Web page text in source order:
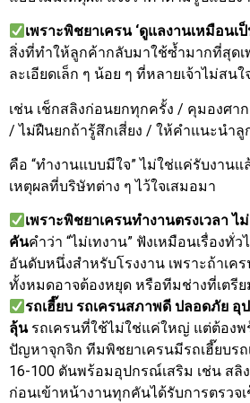
เพราะพิชยาเครน ‘ดูแลงานเหมือนเ
สิ่งที่ทำให้ลูกค้ากลับมาใช้ซ้ำมากที่สุดเ
ละเอียดเล็ก ๆ น้อย ๆ ที่หลายเจ้าไม่สนใ
เช่น เช็กสลิงก่อนยกทุกครั้ง / คุมองศา
/ ไม่ฝืนยกถ้ารู้สึกเสี่ยง / ให้คำแนะนำลู
คือ “ทำงานแบบมีใจ” ไม่ใช่แค่รับงาน
เหตุผลที่บริษัทต่าง ๆ ไว้ใจเสมอมา
เพราะพิชยาเครนทำงานตรงเวลา ไ
คันคำว่า “ไม่เทงาน” ฟังเหมือนเรื่อง
อันดับหนึ่งสำหรับโรงงาน เพราะถ้าเค
ทั้งหมดอาจต้องหยุด หรือทีมช่างที่เตรีย
รถเฮี๊ยบ รถเครนสภาพดี ปลอดภัย
ลุ้นรถเครนที่ใช้ไม่ใช่แค่ใหญ่ แต่ต้องพ
ปัญหาจุกจิก ทีมพิชยาเครนมีรถเฮี๊ยบร
16-100 ตันพร้อมอุปกรณ์เสริม เช่น สลิ
ก่อนเข้าหน้างานทุกคันได้รับการตรวจ